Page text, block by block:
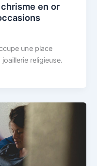
en or
une place
religieuse.